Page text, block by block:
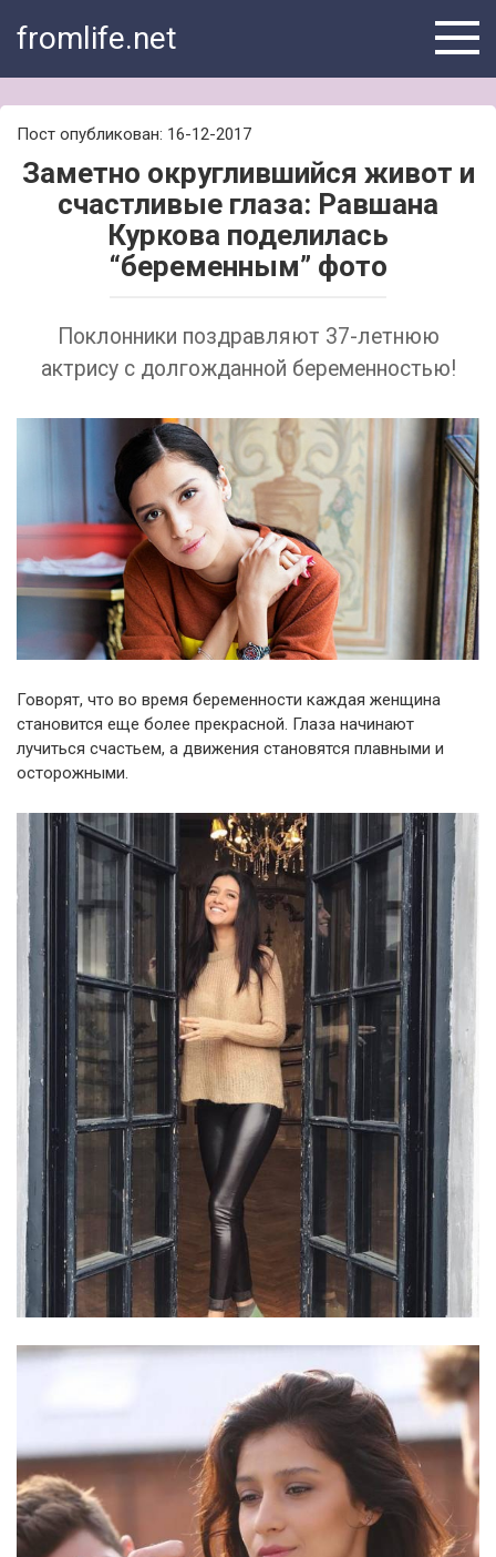
fromlife.net
Пост опубликован: 16-12-2017
Заметно округлившийся живот и
счастливые глаза: Равшана
Куркова поделилась
“беременным” фото
Поклонники поздравляют 37-летнюю
актрису с долгожданной беременностью!
Говорят, что во время беременности каждая женщина
становится еще более прекрасной. Глаза начинают
лучиться счастьем, а движения становятся плавными и
осторожными.